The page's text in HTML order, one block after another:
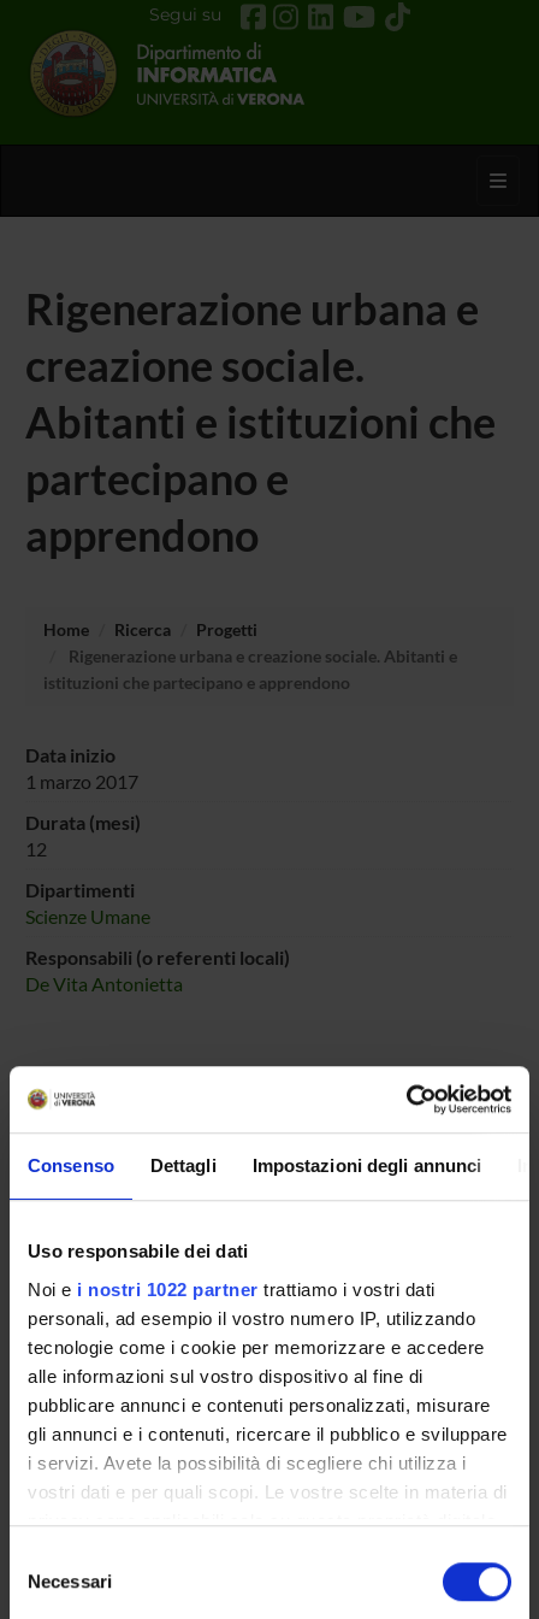
Consenso Dettagli Impostazioni degli annunci
Uso responsabile dei dati
Noi e i nostri 1022 partner trattiamo i vostri dati
personali, ad esempio il vostro numero IP, utilizzando
tecnologie come i cookie per memorizzare e accedere
alle informazioni sul vostro dispositivo al fine di
pubblicare annunci e contenuti personalizzati, misurare
gli annunci e i contenuti, ricercare il pubblico e sviluppare
i servizi. Avete la possibilità di scegliere chi utilizza i
vostri dati e per quali scopi. Le vostre scelte in materia di
privacy sono applicabili solo su questa proprietà digitale
modificare o revocare il proprio consenso in qualsiasi
momento dalla Dichiarazione sui cookie o facendo clic
delNecessari
Segui su
Rigenerazione urbana e
creazione sociale.
Abitanti e istituzioni che
partecipano e
apprendono
Home Ricerca
Progetti
Rigenerazione urbana e creazione sociale. Abitanti e
istituzioni che partecipano e apprendono
Data inizio
1 marzo 2017
Durata (mesi)
12
Dipartimenti
Scienze Umane
Responsabili (o referenti locali)
De Vita Antonietta
PARTECIPANTI AL PROGETTO
Professore associato
ATTIVITÀ
AREE DI RICERCA
GRUPPI DI RICERCA
DOTTORATI DI RICERCA
STRUTTURE
BIBLIOTECHE